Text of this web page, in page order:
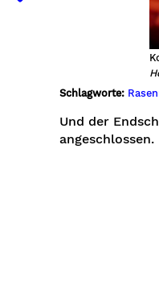
Schlagworte:
Und der
angeschlossen.